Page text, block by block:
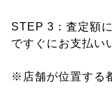
STEP 3：査定額
ですぐにお支払い
※店舗が位置する